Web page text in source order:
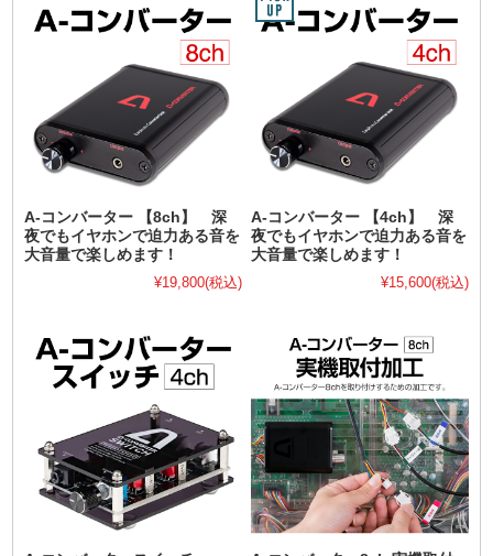
A-コンバーター 【8ch】 深
夜でもイヤホンで迫力ある音を
大音量で楽しめます！
¥19,800(税込)
A-コンバーター 【4ch】 深
夜でもイヤホンで迫力ある音を
大音量で楽しめます！
¥15,600(税込)